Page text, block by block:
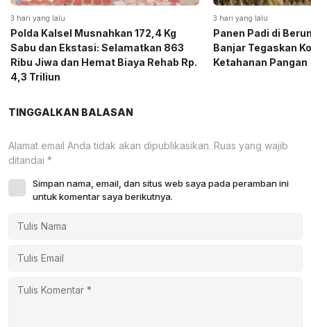
3 hari yang lalu
Polda Kalsel Musnahkan 172,4 Kg
Sabu dan Ekstasi: Selamatkan 863
Ribu Jiwa dan Hemat Biaya Rehab Rp.
4,3 Triliun
3 hari yang lalu
Panen Padi di
Banjar Tegaskan
Ketahanan Pangan
TINGGALKAN BALASAN
Alamat email Anda tidak akan dipublikasikan. Ruas yang wajib
ditandai *
Simpan nama, email, dan situs web saya pada peramban ini
untuk komentar saya berikutnya.